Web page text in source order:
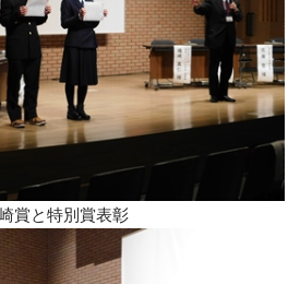
賞と特別賞表彰